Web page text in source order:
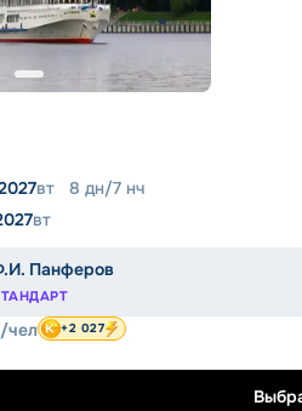
вт 8 дн/7 нч
вт
Панферов
/чел +2 027